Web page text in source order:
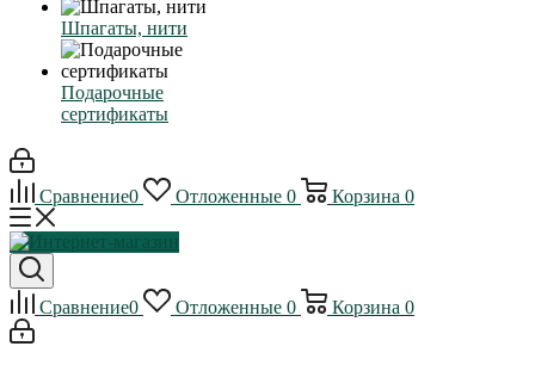
Шпагаты, нити
Подарочные
сертификаты
Сравнение0 Отложенные 0 Корзина 0
Сравнение0 Отложенные 0 Корзина 0